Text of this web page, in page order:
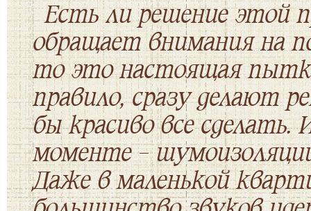
Есть ли решение этой
обращает внимания на
то это настоящая
правило, сразу делают
бы красиво все
моменте –
Даже в маленькой